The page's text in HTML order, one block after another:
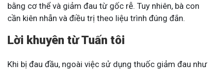
bằng cơ thể và giảm đau từ gốc rễ. Tuy nhiên, bà con
cần kiên nhẫn và điều trị theo liệu trình đúng đắn.
Lời khuyên từ Tuấn tôi
Khi bị đau đầu, ngoài việc sử dụng thuốc giảm đau như